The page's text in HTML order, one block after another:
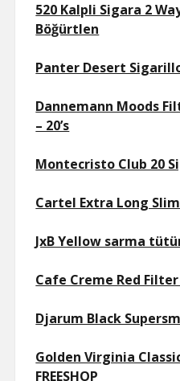
520 Kalpli Sigara 2
Böğürtlen
Panter Desert
Dannemann Moods
– 20’s
Montecristo Club 20
Cartel Extra Long
JxB Yellow sarma
Cafe Creme Red
Djarum Black
Golden Virginia
FREESHOP